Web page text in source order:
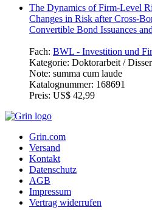
The Dynamics of Firm-Level
Changes in Risk after Cross-
Convertible Bond Issuances
Fach: BWL - Investition und
Kategorie: Doktorarbeit /
Note: summa cum laude
Katalognummer: 168691
Preis: US$ 42,99
Grin.com
Versand
Kontakt
Datenschutz
AGB
Impressum
Vertrag widerrufen